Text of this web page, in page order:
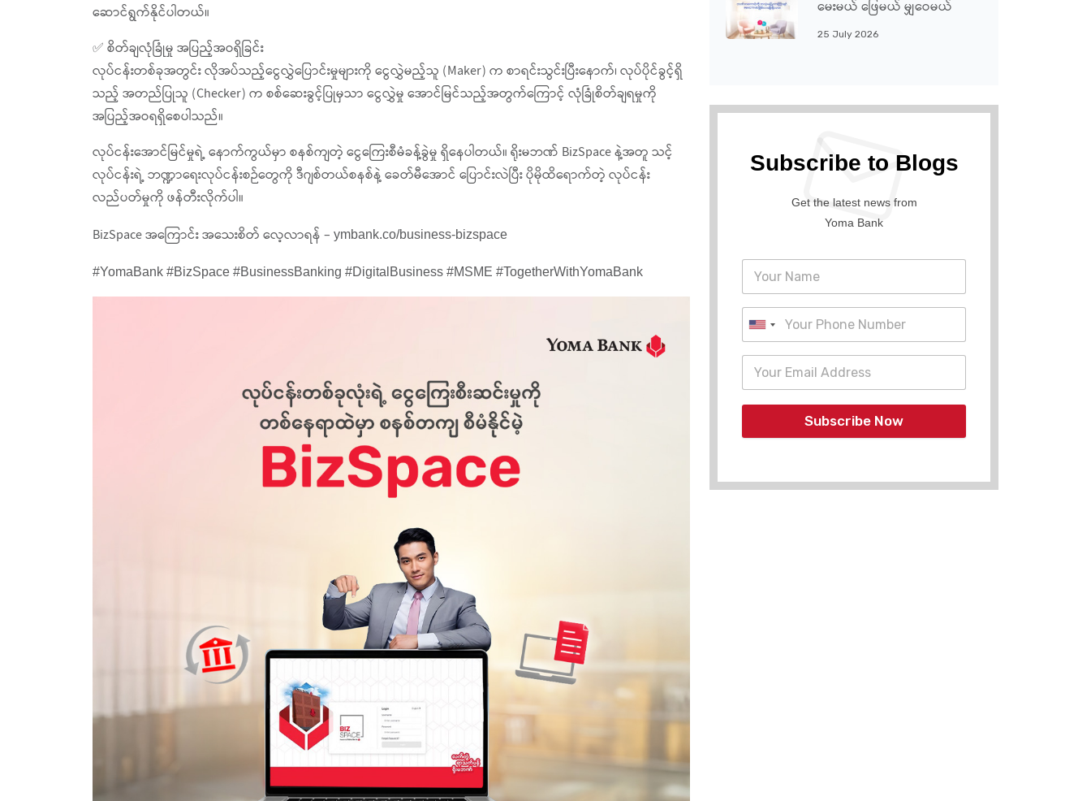
ဆောင်ရွက်နိုင်ပါတယ်။
✅ စိတ်ချလုံခြုံမှု အပြည့်အဝရှိခြင်း
လုပ်ငန်းတစ်ခုအတွင်း လိုအပ်သည့်ငွေလွှဲပြောင်းမှုများကို ငွေလွှဲမည့်သူ (Maker) က စာရင်းသွင်းပြီးနောက်၊ လုပ်ပိုင်ခွင့်ရှိ
သည့် အတည်ပြုသူ (Checker) က စစ်ဆေးခွင့်ပြုမှသာ ငွေလွှဲမှု အောင်မြင်သည့်အတွက်ကြောင့် လုံခြုံစိတ်ချရမှုကို
အပြည့်အဝရရှိစေပါသည်။
လုပ်ငန်းအောင်မြင်မှုရဲ့ နောက်ကွယ်မှာ စနစ်ကျတဲ့ ငွေကြေးစီမံခန့်ခွဲမှု ရှိနေပါတယ်။ ရိုးမဘဏ် BizSpace နဲ့အတူ သင့်
လုပ်ငန်းရဲ့ ဘဏ္ဍာရေးလုပ်ငန်းစဉ်တွေကို ဒီဂျစ်တယ်စနစ်နဲ့ ခေတ်မီအောင် ပြောင်းလဲပြီး ပိုမိုထိရောက်တဲ့ လုပ်ငန်း
လည်ပတ်မှုကို ဖန်တီးလိုက်ပါ။
BizSpace အကြောင်း အသေးစိတ် လေ့လာရန် – ymbank.co/business-bizspace
#YomaBank #BizSpace #BusinessBanking #DigitalBusiness #MSME #TogetherWithYomaBank
မေးမယ် ဖြေမယ် မျှဝေမယ်
25 July 2026
Subscribe to Blogs
Get the latest news from
Yoma Bank
Subscribe Now